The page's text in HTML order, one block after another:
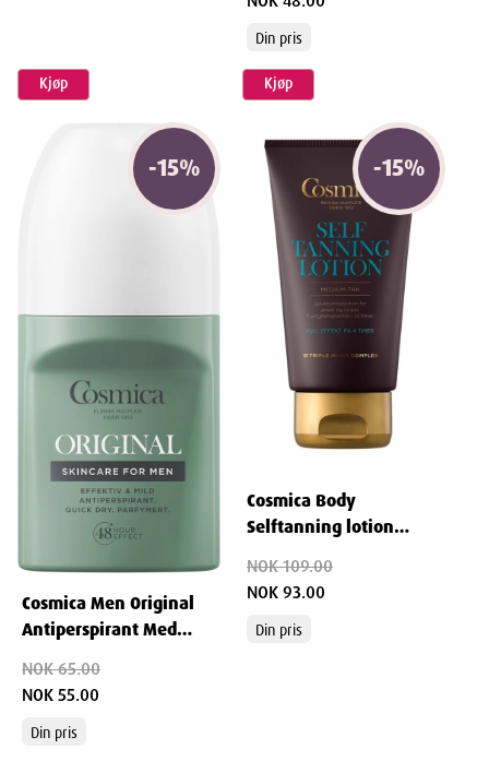
Egenskaper
: Cosmica Foot Cream Rich 100ml
Perrigo Norge AS
: 938768
aqua, glyceryl stearate se, isopropyl myristate, cetyl alcohol,
glycerin, urea, butyrospermum parkii butter, canola oil,
dimethicone, sodium citrate, peg-100 stearate, caprylyl glycol, citric
acid, phenoxyethanol, parfum.
Width
Height
Depth
Kjøp
Din pris
Kjøp
-15%
Cosmica Men Original
Antiperspirant Med
NOK 65.00
NOK 55.00
Din pris
-15%
Cosmica Body
Selftanning lotion
NOK 109.00
NOK 93.00
Din pris